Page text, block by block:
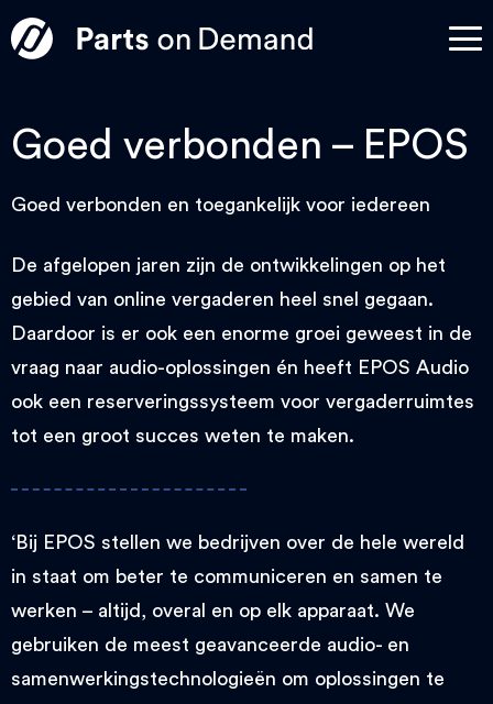
Goed verbonden – EPOS
Goed verbonden en toegankelijk voor iedereen
De afgelopen jaren zijn de ontwikkelingen op het
gebied van online vergaderen heel snel gegaan.
Daardoor is er ook een enorme groei geweest in de
vraag naar audio-oplossingen én heeft EPOS Audio
ook een reserveringssysteem voor vergaderruimtes
tot een groot succes weten te maken.
‘Bij EPOS stellen we bedrijven over de hele wereld
in staat om beter te communiceren en samen te
werken – altijd, overal en op elk apparaat. We
gebruiken de meest geavanceerde audio- en
samenwerkingstechnologieën om oplossingen te